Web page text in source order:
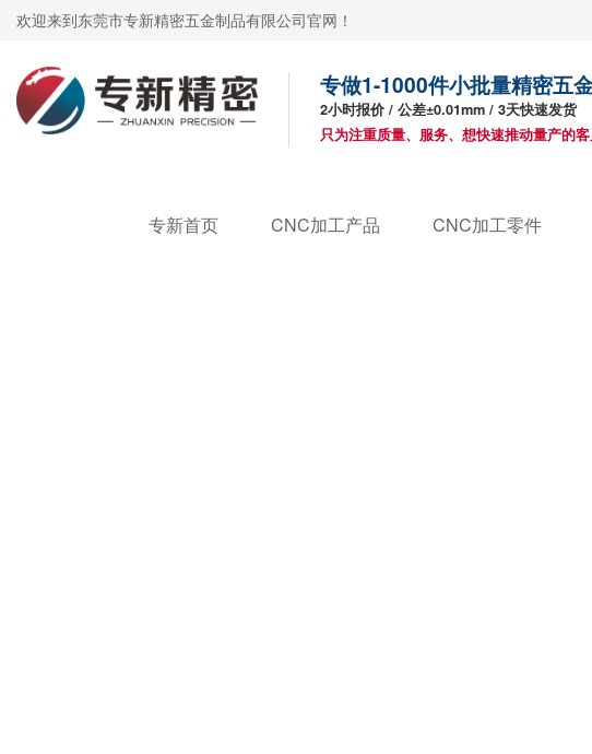
欢迎来到东莞市专新精密五金制品有限公司官网！
专做1-1000件小批量精密五
2小时报价 / 公差±0.01mm / 3天快速发货
只为注重质量、服务、想快速推动量产的
专新首页 CNC加工产品 CNC加工零件